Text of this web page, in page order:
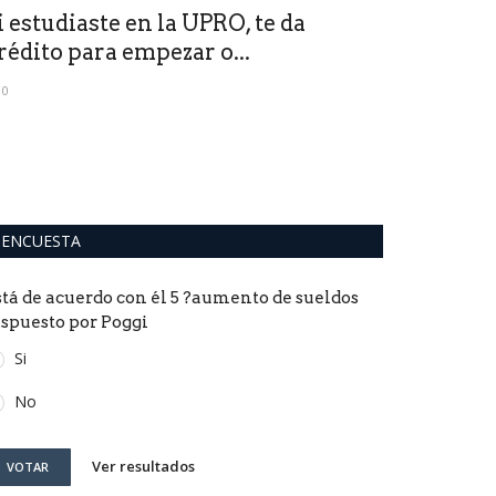
estudiaste en la UPRO, te da
para empezar o...
0
ENCUESTA
de acuerdo con él 5 ?aumento de sueldos
por Poggi
Si
No
VOTAR Ver resultados